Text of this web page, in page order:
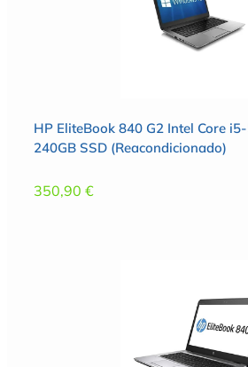
HP EliteBook 840 G2 Intel Core
240GB SSD (Reacondicionado)
350,90 €